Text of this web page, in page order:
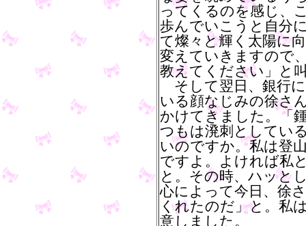
ってくるのを感じ、
歩んでいこうと自分
て燦々と輝く太陽に
変えていきますので
教えてください」と
そして翌日、銀行
いる顔なじみの徐さ
かけてきました。「
つもは溌刺としてい
いのですか。私は登
ですよ。よければ私
と。その時、ハッと
心によって今日、徐
くれたのだ」と。私
意しました。